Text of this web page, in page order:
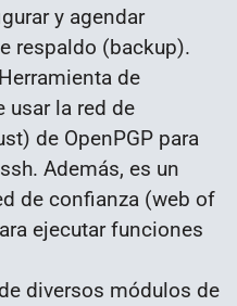
y agendar
respaldo (backup).
de
usar la red de
de OpenPGP para
Además, es un
de confianza (web of
ejecutar funciones
diversos módulos de